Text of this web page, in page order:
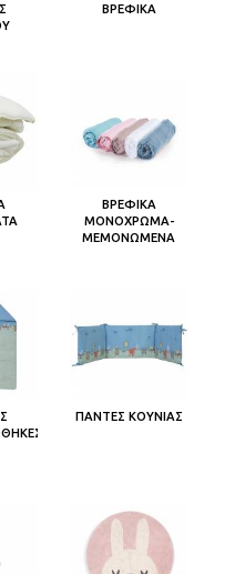
ΒΡΕΦΙΚΑ
ΒΡΕΦΙΚΑ
ΜΟΝΟΧΡΩΜΑ-
ΜΕΜΟΝΩΜΕΝΑ
ΠΑΝΤΕΣ ΚΟΥΝΙΑΣ